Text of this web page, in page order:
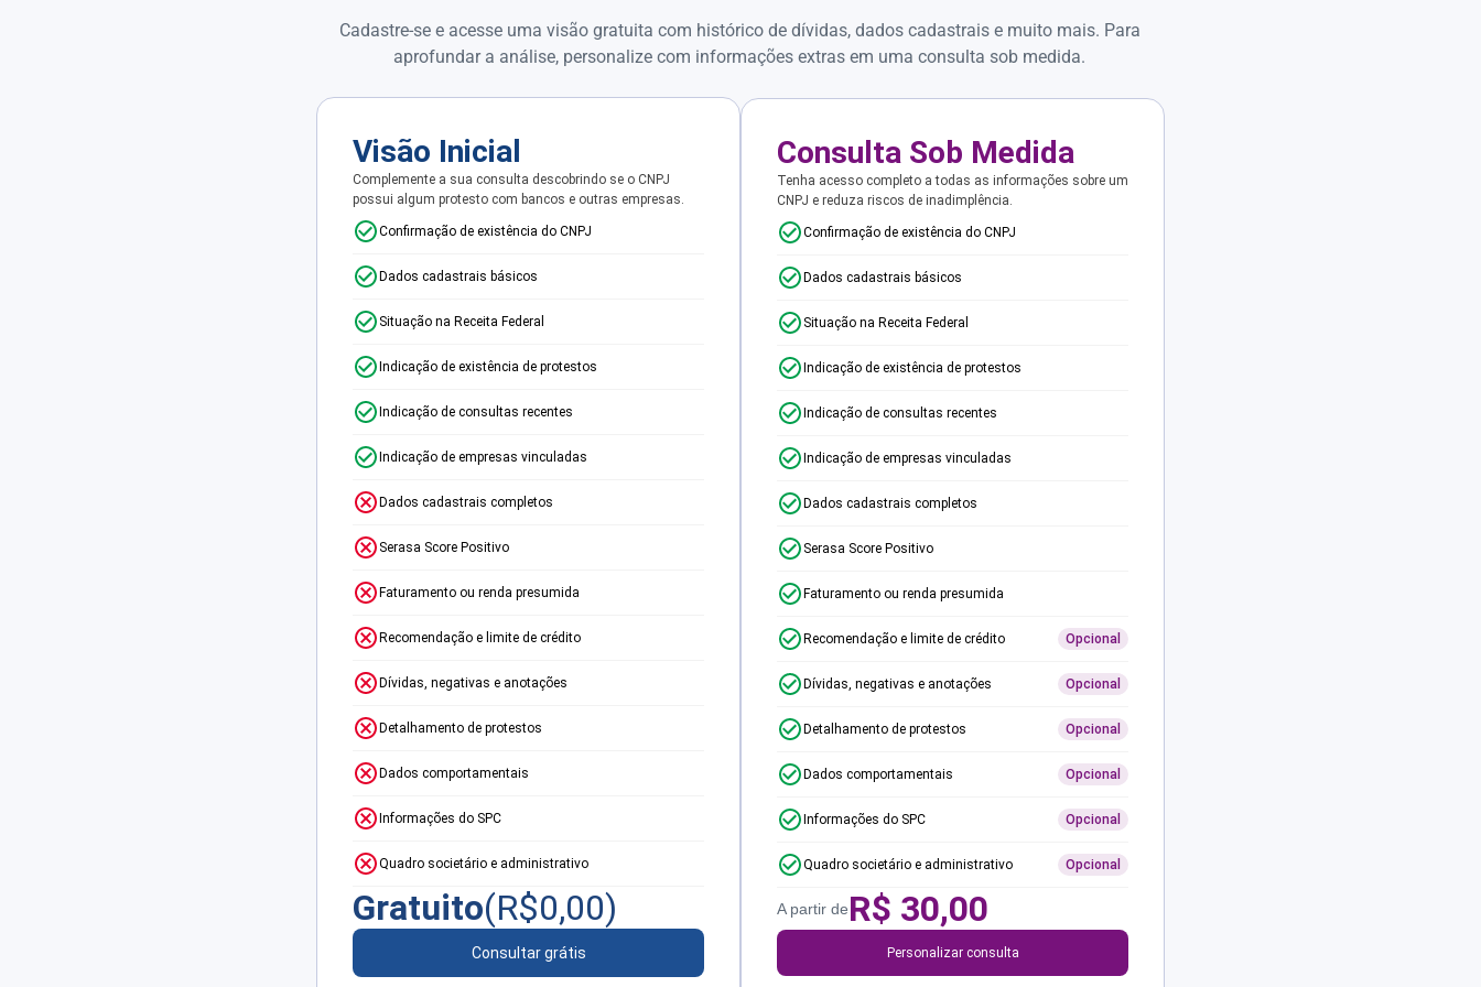
Cadastre-se e acesse uma visão gratuita com histórico de dívidas, dados cadastrais e muito mais. Para
aprofundar a análise, personalize com informações extras em uma consulta sob medida.
Visão Inicial
Complemente a sua consulta descobrindo se o CNPJ
possui algum protesto com bancos e outras empresas.
Confirmação de existência do CNPJ
Dados cadastrais básicos
Situação na Receita Federal
Indicação de existência de protestos
Indicação de consultas recentes
Indicação de empresas vinculadas
Dados cadastrais completos
Serasa Score Positivo
Faturamento ou renda presumida
Recomendação e limite de crédito
Dívidas, negativas e anotações
Detalhamento de protestos
Dados comportamentais
Informações do SPC
Quadro societário e administrativo
Gratuito(R$0,00)
Consultar grátis
Consulta Sob Medida
Tenha acesso completo a todas as informações sobre um
CNPJ e reduza riscos de inadimplência.
Confirmação de existência do CNPJ
Dados cadastrais básicos
Situação na Receita Federal
Indicação de existência de protestos
Indicação de consultas recentes
Indicação de empresas vinculadas
Dados cadastrais completos
Serasa Score Positivo
Faturamento ou renda presumida
Recomendação e limite de crédito Opcional
Dívidas, negativas e anotações Opcional
Detalhamento de protestos Opcional
Dados comportamentais Opcional
Informações do SPC Opcional
Quadro societário e administrativo Opcional
A partir deR$ 30,00
Personalizar consulta